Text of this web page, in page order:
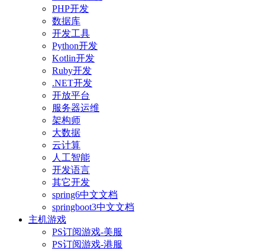
PHP开发
数据库
开发工具
Python开发
Kotlin开发
Ruby开发
.NET开发
开放平台
服务器运维
架构师
大数据
云计算
人工智能
开发语言
其它开发
spring6中文文档
springboot3中文文档
主机游戏
PS订阅游戏-美服
PS订阅游戏-港服